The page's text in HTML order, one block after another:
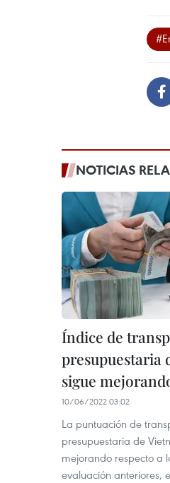
NOTICIAS
Índice de
presupuestaria
sigue
10/06/2022 03:02
La puntuación de
presupuestaria de
mejorando respecto a
evaluación anteriores,